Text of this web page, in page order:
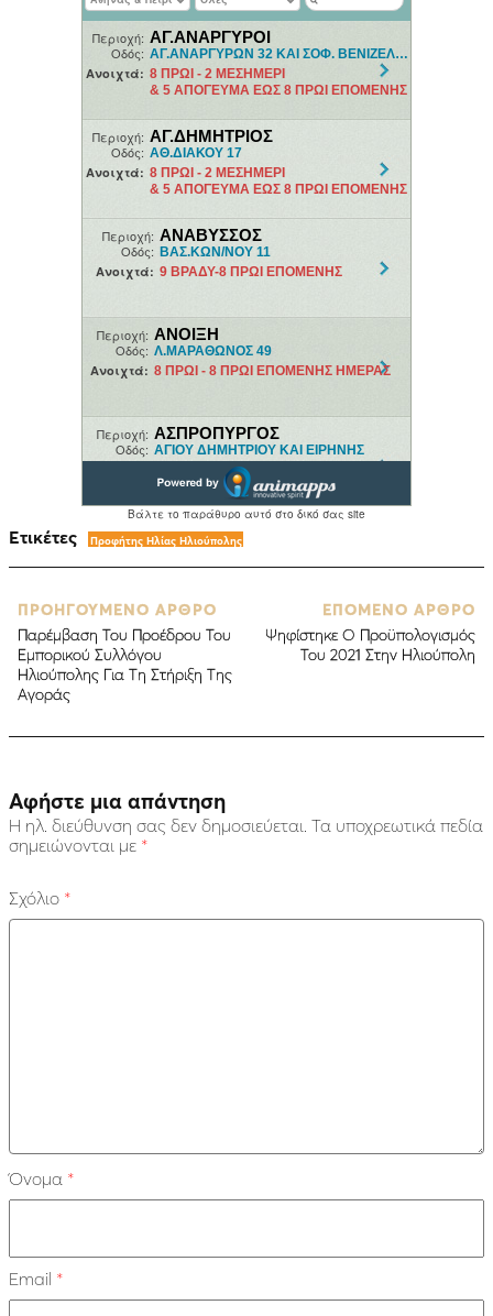
Ετικέτες Προφήτης Ηλίας Ηλιούπολης
ΠΡΟΗΓΟΥΜΕΝΟ ΑΡΘΡΟ
Παρέμβαση Του Προέδρου Του
Εμπορικού Συλλόγου
Ηλιούπολης Για Τη Στήριξη Της
Αγοράς
ΕΠΟΜΕΝΟ ΑΡΘΡΟ
Ψηφίστηκε Ο Προϋπολογισμός
Του 2021 Στην Ηλιούπολη
Αφήστε μια απάντηση
Η ηλ. διεύθυνση σας δεν δημοσιεύεται. Τα υποχρεωτικά πεδία
σημειώνονται με *
Σχόλιο *
Όνομα *
Email *